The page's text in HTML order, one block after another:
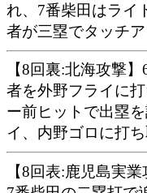
れ、7番柴田はライ
者が三塁でタッチア
【8回裏:北海攻撃
者を外野フライに
ー前ヒットで出塁
イ、内野ゴロに打ち
【8回表:鹿児島実